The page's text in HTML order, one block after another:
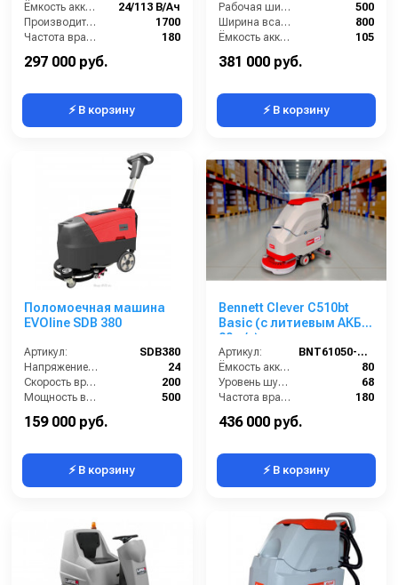
Ёмкость аккумуляторов (Ач):
24/113 В/Ач
Производительность по площади (м2/ч):
1700
Частота вращения щетки (об/мин):
180
297 000 руб.
⚡ В корзину
Рабочая ширина щеток (мм):
500
Ширина всасывающей балки (мм):
800
Ёмкость аккумуляторов (Ач):
105
381 000 руб.
⚡ В корзину
Поломоечная машина
EVOline SDB 380
Артикул:
SDB380
Напряжение (В):
24
Скорость вращения щётки (об/мин):
200
Мощность всасывания, Вт:
500
159 000 руб.
⚡ В корзину
Bennett Clever C510bt
Basic (с литиевым АКБ
80 а/ч)
Артикул:
BNT61050-80li
Ёмкость аккумуляторов (Ач):
80
Уровень шума (дБ):
68
Частота вращения щетки (об/мин):
180
436 000 руб.
⚡ В корзину